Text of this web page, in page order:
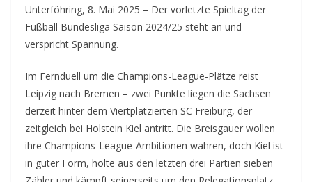
Unterföhring, 8. Mai 2025 – Der vorletzte Spieltag der
Fußball Bundesliga Saison 2024/25 steht an und
verspricht Spannung.
Im Fernduell um die Champions-League-Plätze reist
Leipzig nach Bremen – zwei Punkte liegen die Sachsen
derzeit hinter dem Viertplatzierten SC Freiburg, der
zeitgleich bei Holstein Kiel antritt. Die Breisgauer wollen
ihre Champions-League-Ambitionen wahren, doch Kiel ist
in guter Form, holte aus den letzten drei Partien sieben